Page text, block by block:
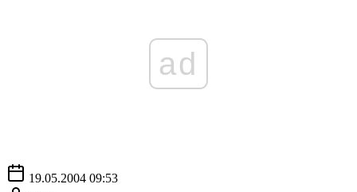
ad
19.05.2004 09:53